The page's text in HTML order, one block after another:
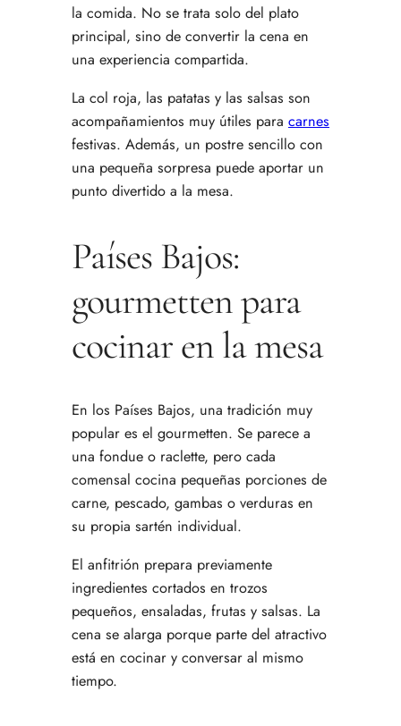
la comida. No se trata solo del plato
principal, sino de convertir la cena en
una experiencia compartida.
La col roja, las patatas y las salsas son
acompañamientos muy útiles para carnes
festivas. Además, un postre sencillo con
una pequeña sorpresa puede aportar un
punto divertido a la mesa.
Países Bajos:
gourmetten para
cocinar en la mesa
En los Países Bajos, una tradición muy
popular es el gourmetten. Se parece a
una fondue o raclette, pero cada
comensal cocina pequeñas porciones de
carne, pescado, gambas o verduras en
su propia sartén individual.
El anfitrión prepara previamente
ingredientes cortados en trozos
pequeños, ensaladas, frutas y salsas. La
cena se alarga porque parte del atractivo
está en cocinar y conversar al mismo
tiempo.